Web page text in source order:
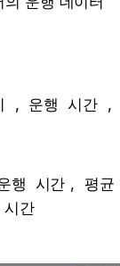
, 운행 시간
행 시간 ,
평균
간